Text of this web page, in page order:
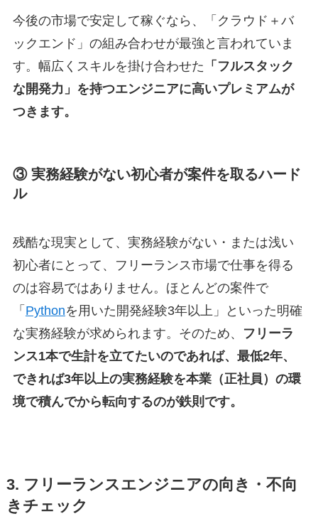
今後の市場で安定して稼ぐなら、「クラウド＋バ
ックエンド」の組み合わせが最強と言われていま
す。幅広くスキルを掛け合わせた 「フルスタック
な開発力」を持つエンジニアに高いプレミアムが
つきます。
③ 実務経験がない初心者が案件を取るハード
ル
残酷な現実として、実務経験がない・または浅い
初心者にとって、フリーランス市場で仕事を得る
のは容易ではありません。ほとんどの案件で
「 Pythonを用いた開発経験3年以上」といった明確
な実務経験が求められます。そのため、
フリーラ
ンス1本で生計を立てたいのであれば、最低2年、
できれば3年以上の実務経験を本業（正社員）の環
境で積んでから転向するのが鉄則です。
3. フリーランスエンジニアの向き・不向
きチェック